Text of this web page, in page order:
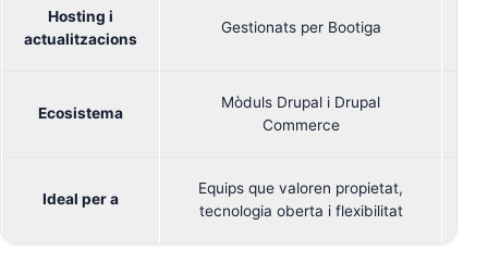
Hosting i
actualitzacions
Gestionats per Bootiga
Ecosistema
Mòduls Drupal i Drupal
Commerce
Ideal per a
Equips que valoren propietat,
tecnologia oberta i flexibilitat